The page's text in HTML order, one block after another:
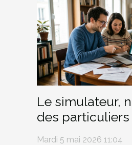
Le simulateur,
des particuliers
Mardi 5 mai 2026 11:04